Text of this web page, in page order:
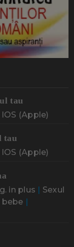
tau
(Apple)
tau
(Apple)
in plus | Sexul
bebe |